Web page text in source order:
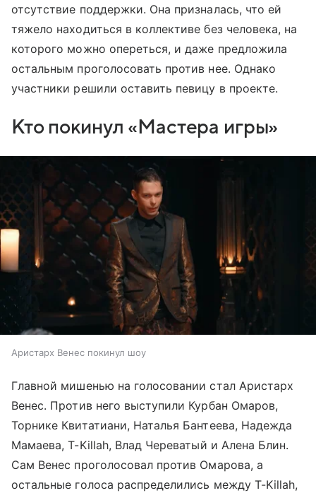
отсутствие поддержки. Она призналась, что ей
тяжело находиться в коллективе без человека, на
которого можно опереться, и даже предложила
остальным проголосовать против нее. Однако
участники решили оставить певицу в проекте.
Кто покинул «Мастера игры»
Аристарх Венес покинул шоу
Главной мишенью на голосовании стал Аристарх
Венес. Против него выступили Курбан Омаров,
Торнике Квитатиани, Наталья Бантеева, Надежда
Мамаева, T-Killah, Влад Череватый и Алена Блин.
Сам Венес проголосовал против Омарова, а
остальные голоса распределились между T-Killah,